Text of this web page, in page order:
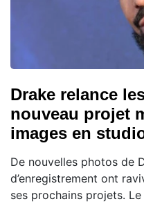
Drake relance
nouveau projet
images en
De nouvelles photos de
d’enregistrement ont
ses prochains projets.